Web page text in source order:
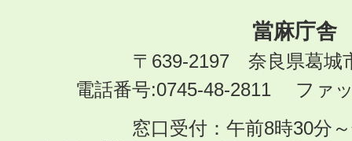
當麻庁舎
〒639-2197 奈良県葛城
電話番号:0745-48-2811 ファ
窓口受付：午前8時30分